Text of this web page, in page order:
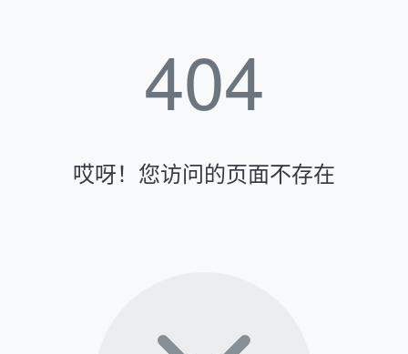
404
哎呀！您访问的页面不存在